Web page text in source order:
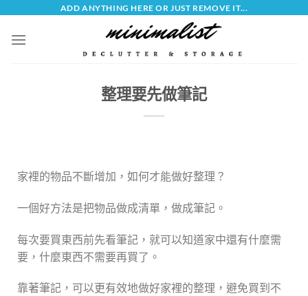
ADD ANYTHING HERE OR JUST REMOVE IT...
整理要先做筆記
家裡的物品不斷增加，如何才能做好整理？
一個好方法是把物品做成清單，做成筆記。
每次要買東西前先看筆記，就可以知道家中還有什麼需
要，什麼東西不需要再買了。
靠著筆記，可以更有效地做好家裡的整理，避免買到不